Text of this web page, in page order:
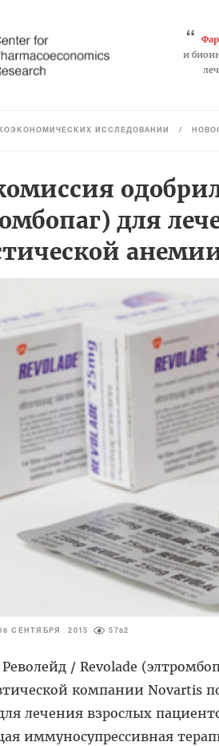
“
и
ИССЛЕДОВАНИЙ /
для
СЕНТЯБРЯ 2015 5782
/ Revolade
компании Novartis
лечения взрослых
иммуносупрессивная